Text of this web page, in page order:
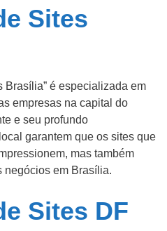
Sites
Brasília” é especializada em
empresas na capital do
e seu profundo
garantem que os sites que
mas também
negócios em Brasília.
Sites DF